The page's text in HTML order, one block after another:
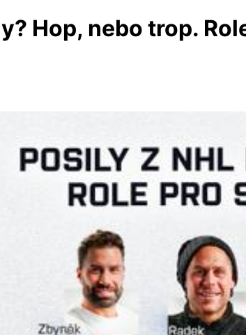
Hop, nebo trop.